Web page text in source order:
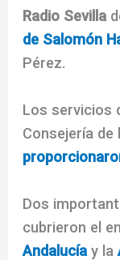
Radio Sevilla
de Salomón
Pérez.
Los servicios
Consejería de
Dos
cubrieron el
Andalucía y la